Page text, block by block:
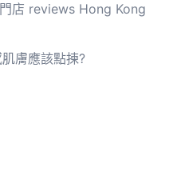
店 reviews Hong Kong
膚應該點揀?